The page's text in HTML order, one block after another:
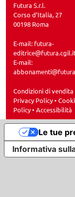
Futura S.r.l.
Corso d’Italia, 27
00198 Roma
E-mail: futura-
E-mail:
Condizioni di vendita
Privacy Policy•
Policy• Accessibilità
Informativa
Le tue